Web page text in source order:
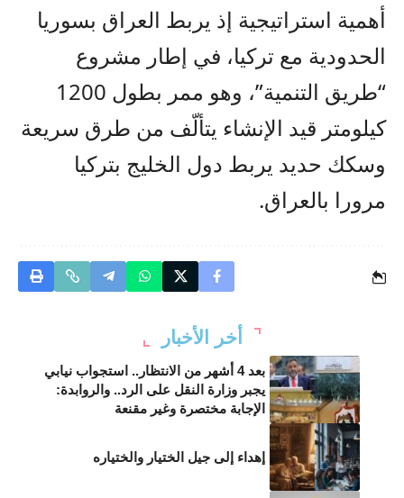
أهمية استراتيجية إذ يربط العراق بسوريا
الحدودية مع تركيا، في إطار مشروع
“طريق التنمية”، وهو ممر بطول 1200
كيلومتر قيد الإنشاء يتألّف من طرق سريعة
وسكك حديد يربط دول الخليج بتركيا
مرورا بالعراق.
أخر الأخبار
بعد 4 أشهر من الانتظار.. استجواب نيابي
يجبر وزارة النقل على الرد.. والروابدة:
الإجابة مختصرة وغير مقنعة
إهداء إلى جيل الختيار والختياره